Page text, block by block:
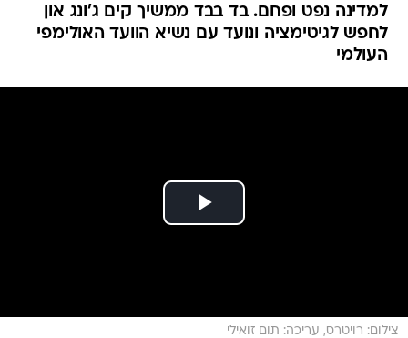
למדינה נפט ופחם. בד בבד ממשיך קים ג'ונג און
לחפש לגיטימציה ונועד עם נשיא הוועד האולימפי
העולמי
צילום: רויטרס, עריכה: תום זואילי